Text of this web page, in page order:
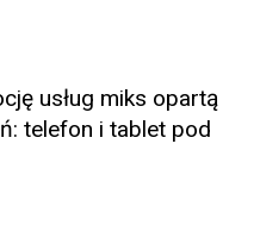
usług miks opartą
telefon i tablet pod